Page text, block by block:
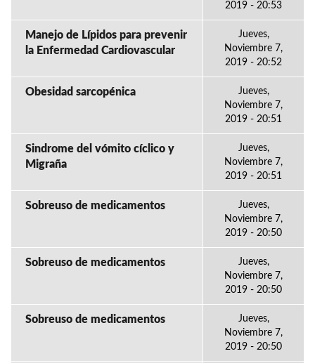
2019 - 20:53
Manejo de Lípidos para prevenir
la Enfermedad Cardiovascular
Jueves,
Noviembre 7,
2019 - 20:52
Obesidad sarcopénica
Jueves,
Noviembre 7,
2019 - 20:51
Sindrome del vómito cíclico y
Migraña
Jueves,
Noviembre 7,
2019 - 20:51
Sobreuso de medicamentos
Jueves,
Noviembre 7,
2019 - 20:50
Sobreuso de medicamentos
Jueves,
Noviembre 7,
2019 - 20:50
Sobreuso de medicamentos
Jueves,
Noviembre 7,
2019 - 20:50